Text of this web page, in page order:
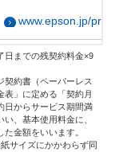
www.epson.jp/
日までの残契約料金×9
契約書（ペーパーレス
表」に定める「契約月
日からサービス期間満
、基本使用料金に、
金額をいいます。
サイズにかかわらず同